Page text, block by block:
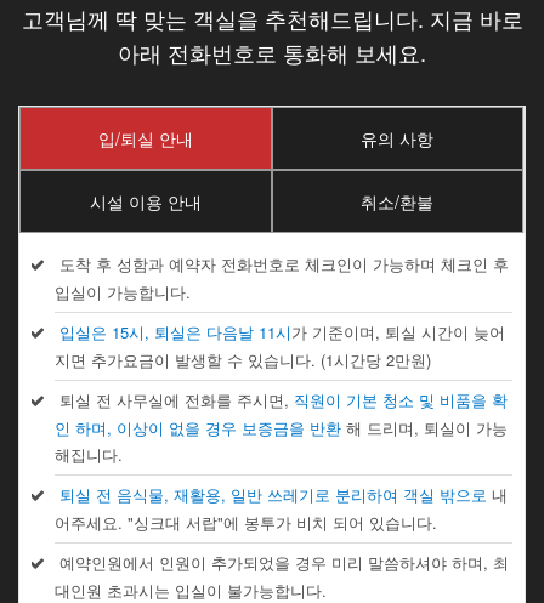
고객님께 딱 맞는 객실을 추천해드립니다. 지금 바로
아래 전화번호로 통화해 보세요.
입/퇴실 안내 유의 사항
시설 이용 안내 취소/환불
도착 후 성함과 예약자 전화번호로 체크인이 가능하며 체크인 후
입실이 가능합니다.
입실은 15시, 퇴실은 다음날 11시가 기준이며, 퇴실 시간이 늦어
지면 추가요금이 발생할 수 있습니다. (1시간당 2만원)
퇴실 전 사무실에 전화를 주시면, 직원이 기본 청소 및 비품을 확
인 하며, 이상이 없을 경우 보증금을 반환해 드리며, 퇴실이 가능
해집니다.
퇴실 전 음식물, 재활용, 일반 쓰레기로 분리하여 객실 밖으로 내
어주세요. "싱크대 서랍"에 봉투가 비치 되어 있습니다.
예약인원에서 인원이 추가되었을 경우 미리 말씀하셔야 하며, 최
대인원 초과시는 입실이 불가능합니다.